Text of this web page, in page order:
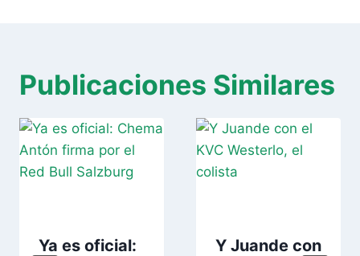
Publicaciones Similares
Ya es oficial:
Y Juande con